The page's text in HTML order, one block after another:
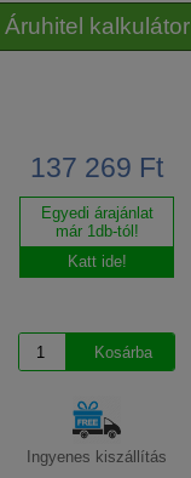
Áruhitel kalkulátor
137 269 Ft
Egyedi árajánlat
már 1db-tól!
Katt ide!
Ingyenes kiszállítás